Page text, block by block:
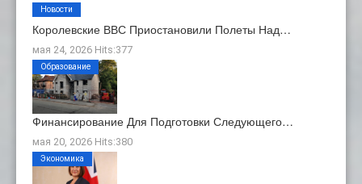
Королевские ВВС Приостановили Полеты Над…
мая 24, 2026 Hits:377
Новости
Финансирование Для Подготовки Следующего…
мая 20, 2026 Hits:380
Образование
Экономика